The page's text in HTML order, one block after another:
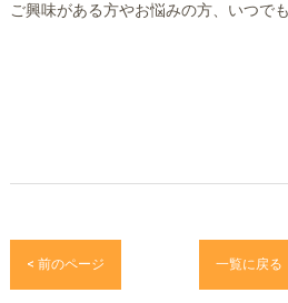
ご興味がある方やお悩みの方、いつで
< 前のページ 一覧に戻る